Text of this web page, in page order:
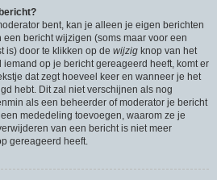
bent, kan je alleen je eigen berichten
bericht wijzigen (soms maar voor een
is) door te klikken op de wijzig knop van het
op je bericht gereageerd heeft, komt er
dat zegt hoeveel keer en wanneer je het
hebt. Dit zal niet verschijnen als nog
als een beheerder of moderator je bericht
mededeling toevoegen, waarom ze je
van een bericht is niet meer
gereageerd heeft.